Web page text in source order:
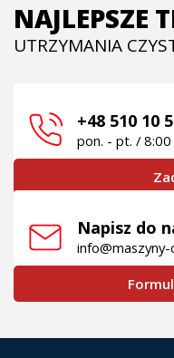
NAJLEPSZE
UTRZYMANIA
+48 510 10
pon. - pt. /
Napisz do